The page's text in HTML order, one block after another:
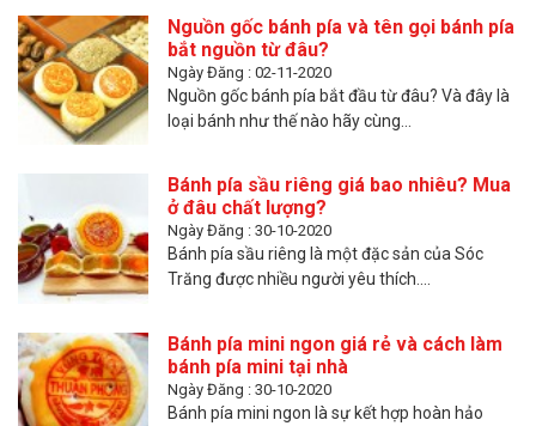
Nguồn gốc bánh pía và tên gọi bánh pía
bắt nguồn từ đâu?
Ngày Đăng : 02-11-2020
Nguồn gốc bánh pía bắt đầu từ đâu? Và đây là
loại bánh như thế nào hãy cùng...
Bánh pía sầu riêng giá bao nhiêu? Mua
ở đâu chất lượng?
Ngày Đăng : 30-10-2020
Bánh pía sầu riêng là một đặc sản của Sóc
Trăng được nhiều người yêu thích....
Bánh pía mini ngon giá rẻ và cách làm
bánh pía mini tại nhà
Ngày Đăng : 30-10-2020
Bánh pía mini ngon là sự kết hợp hoàn hảo